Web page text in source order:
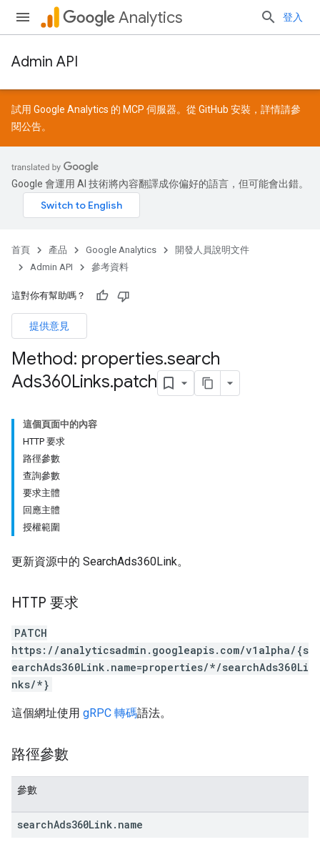
Analytics 登入
Admin API
試用 Google Analytics 的 MCP 伺服器。從 GitHub 安裝，詳情請參
閱公告。
Google 會運用 AI 技術將內容翻譯成你偏好的語言，但可能會出錯。
首頁 產品 Google Analytics
開發人員說明文件
Admin API
參考資料
這對你有幫助嗎？
提供意見
Method: properties.search
Ads360Links.patch
這個頁面中的內容
HTTP 要求
路徑參數
查詢參數
要求主體
回應主體
授權範圍
更新資源中的 SearchAds360Link。
HTTP 要求
PATCH
https://analyticsadmin.googleapis.com/v1alpha/{s
earchAds360Link.name=properties/*/searchAds360Li
nks/*}
這個網址使用 gRPC 轉碼語法。
路徑參數
參數
searchAds360Link. name